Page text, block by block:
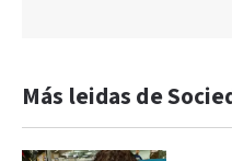
Más leidas de